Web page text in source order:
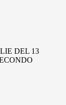
DEL 13